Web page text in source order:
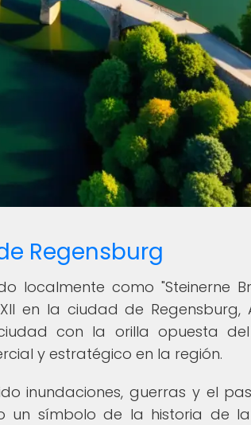
Regensburg
localmente como "Steinerne
en la ciudad de Regensburg,
con la orilla opuesta
y estratégico en la región.
inundaciones, guerras y el
un símbolo de la historia de